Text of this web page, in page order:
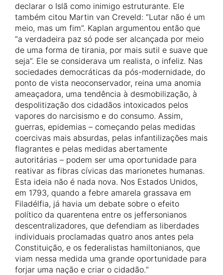
declarar o Islã como inimigo estruturante. Ele
também citou Martin van Creveld: “Lutar não é um
meio, mas um fim”. Kaplan argumentou então que
“a verdadeira paz só pode ser alcançada por meio
de uma forma de tirania, por mais sutil e suave que
seja”. Ele se considerava um realista, o infeliz. Nas
sociedades democráticas da pós-modernidade, do
ponto de vista neoconservador, reina uma anomia
ameaçadora, uma tendência à desmobilização, à
despolitização dos cidadãos intoxicados pelos
vapores do narcisismo e do consumo. Assim,
guerras, epidemias – começando pelas medidas
coercivas mais absurdas, pelas infantilizações mais
flagrantes e pelas medidas abertamente
autoritárias – podem ser uma oportunidade para
reativar as fibras cívicas das marionetes humanas.
Esta ideia não é nada nova. Nos Estados Unidos,
em 1793, quando a febre amarela grassava em
Filadélfia, já havia um debate sobre o efeito
político da quarentena entre os jeffersonianos
descentralizadores, que defendiam as liberdades
individuais proclamadas quatro anos antes pela
Constituição, e os federalistas hamiltonianos, que
viam nessa medida uma grande oportunidade para
forjar uma nação e criar o cidadão.“